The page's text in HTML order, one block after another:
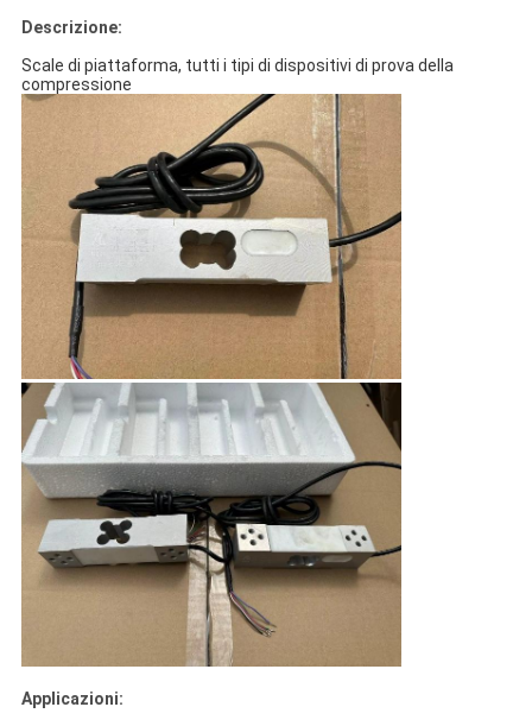
Descrizione:
Scale di piattaforma, tutti i tipi di dispositivi di prova della
compressione
Applicazioni: